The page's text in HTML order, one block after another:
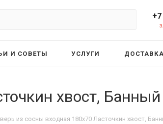
И СОВЕТЫ УСЛУГИ
хвост,
из сосны входная 180х70 Ласточкин хвост,